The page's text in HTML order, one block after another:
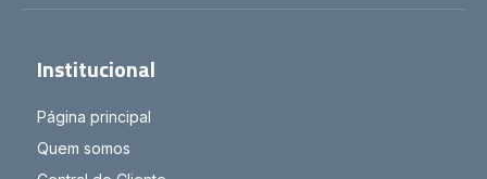
Institucional
Página principal
Quem somos